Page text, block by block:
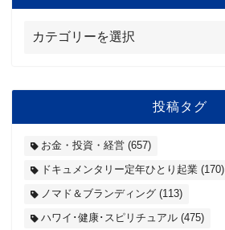
投稿タグ
お金・投資・経営 (657)
ドキュメンタリー定年ひとり起業 (170)
ノマド＆ブランディング (113)
ハワイ･健康･スピリチュアル (475)